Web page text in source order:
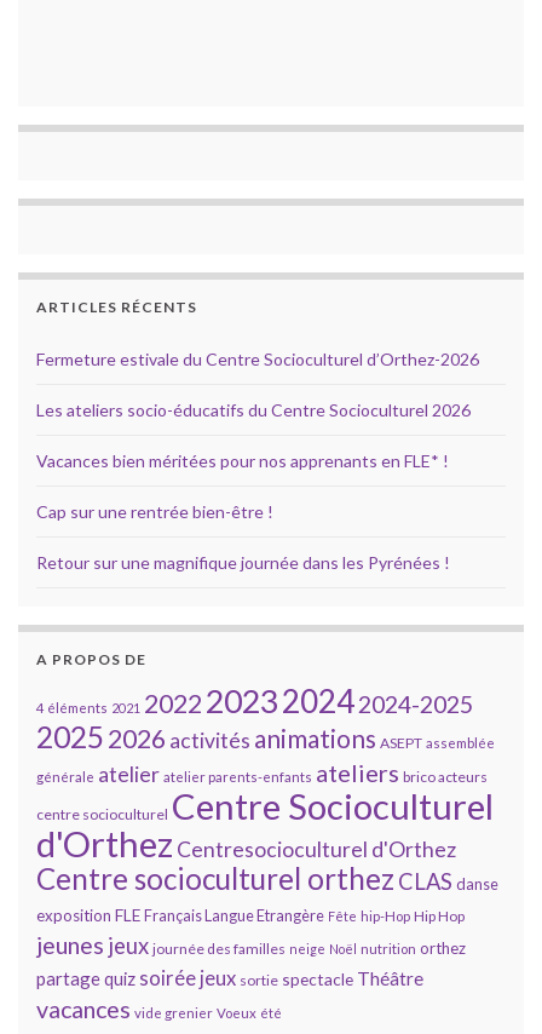
ARTICLES RÉCENTS
Fermeture estivale du Centre Socioculturel d’Orthez-2026
Les ateliers socio-éducatifs du Centre Socioculturel 2026
Vacances bien méritées pour nos apprenants en FLE* !
Cap sur une rentrée bien-être !
Retour sur une magnifique journée dans les Pyrénées !
A PROPOS DE
4 éléments 2021 2022202320242024-2025
20252026 activités animations ASEPT assemblée
générale atelier atelier parents-enfants ateliers brico acteurs
centre socioculturel Centre Socioculturel
d'Orthez Centresocioculturel d'Orthez
Centre socioculturel orthez CLAS danse
exposition FLE Français Langue Etrangère Fête hip-Hop Hip Hop
jeunes jeux journée des familles neige Noël nutrition orthez
partagequiz soirée jeux sortie spectacle Théâtre
vacances vide grenier Voeux été